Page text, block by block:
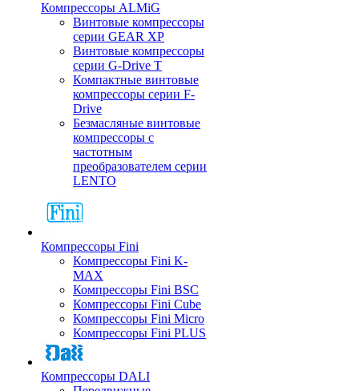
Компрессоры ALMiG
Винтовые компрессоры
серии GEAR XP
Винтовые компрессоры
серии G-Drive T
Компактные винтовые
компрессоры серии F-
Drive
Безмасляные винтовые
компрессоры с
частотным
преобразователем серии
LENTO
Компрессоры Fini
Компрессоры Fini K-
MAX
Компрессоры Fini BSC
Компрессоры Fini Cube
Компрессоры Fini Micro
Компрессоры Fini PLUS
Компрессоры DALI